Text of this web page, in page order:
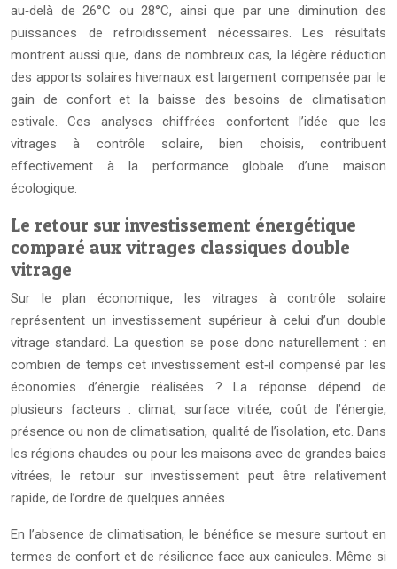
au‑delà de 26°C ou 28°C, ainsi que par une diminution des
puissances de refroidissement nécessaires. Les résultats
montrent aussi que, dans de nombreux cas, la légère réduction
des apports solaires hivernaux est largement compensée par le
gain de confort et la baisse des besoins de climatisation
estivale. Ces analyses chiffrées confortent l’idée que les
vitrages à contrôle solaire, bien choisis, contribuent
effectivement à la performance globale d’une maison
écologique.
Le retour sur investissement énergétique
comparé aux vitrages classiques double
vitrage
Sur le plan économique, les vitrages à contrôle solaire
représentent un investissement supérieur à celui d’un double
vitrage standard. La question se pose donc naturellement : en
combien de temps cet investissement est‑il compensé par les
économies d’énergie réalisées ? La réponse dépend de
plusieurs facteurs : climat, surface vitrée, coût de l’énergie,
présence ou non de climatisation, qualité de l’isolation, etc. Dans
les régions chaudes ou pour les maisons avec de grandes baies
vitrées, le retour sur investissement peut être relativement
rapide, de l’ordre de quelques années.
En l’absence de climatisation, le bénéfice se mesure surtout en
termes de confort et de résilience face aux canicules. Même si